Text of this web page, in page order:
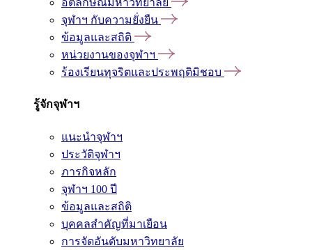
อัตลักษณ์มหาวิทยาลัย
จุฬาฯ กับความยั่งยืน
ข้อมูลและสถิติ
หน่วยงานของจุฬาฯ
ร้องเรียนทุจริตและประพฤติมิชอบ
รู้จักจุฬาฯ
แนะนำจุฬาฯ
ประวัติจุฬาฯ
ภารกิจหลัก
จุฬาฯ 100 ปี
ข้อมูลและสถิติ
บุคคลสำคัญที่มาเยือน
การจัดอันดับมหาวิทยาลัย